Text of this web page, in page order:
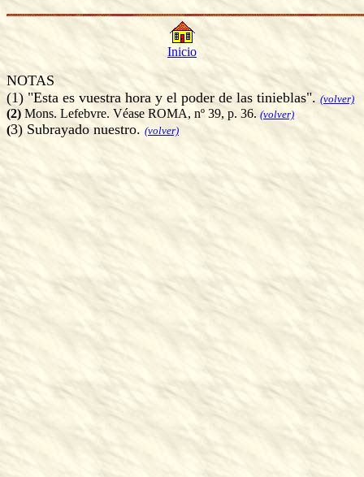
Inicio
NOTAS
(1) "Esta es vuestra hora y el poder de las tinieblas". (volver)
(2) Mons. Lefebvre. Véase ROMA, nº 39, p. 36. (volver)
(3) Subrayado nuestro. (volver)